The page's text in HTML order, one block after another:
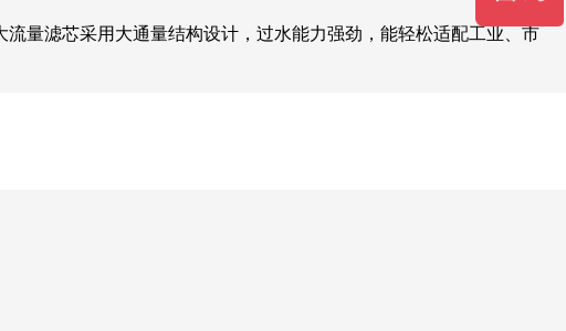
量滤芯采用大通量结构设计，过水能力强劲，能轻松适配工业、市